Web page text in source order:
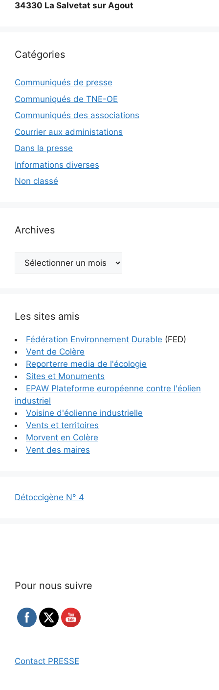
34330 La Salvetat sur Agout
Catégories
Communiqués de presse
Communiqués de TNE-OE
Communiqués des associations
Courrier aux administations
Dans la presse
Informations diverses
Non classé
Archives
Archives
Les sites amis
Fédération Environnement Durable (FED)
Vent de Colère
Reporterre media de l'écologie
Sites et Monuments
EPAW Plateforme européenne contre l'éolien
industriel
Voisine d'éolienne industrielle
Vents et territoires
Morvent en Colère
Vent des maires
Détoccigène N° 4
Pour nous suivre
Contact PRESSE